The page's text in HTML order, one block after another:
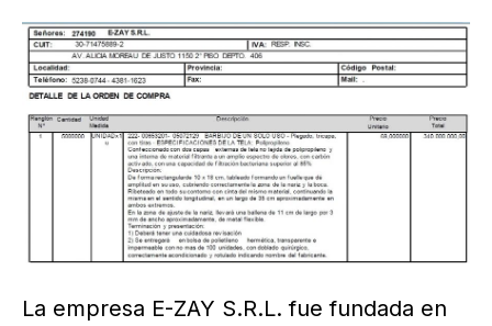
La empresa E-ZAY S.R.L. fue fundada en